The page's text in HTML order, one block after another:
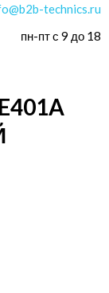
technics.ru
пн-пт с 9 до 18